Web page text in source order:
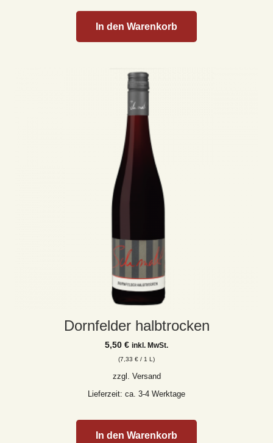
In den Warenkorb
Dornfelder halbtrocken
5,50 € inkl. MwSt.
(7,33 € / 1 L)
zzgl. Versand
Lieferzeit: ca. 3-4 Werktage
In den Warenkorb